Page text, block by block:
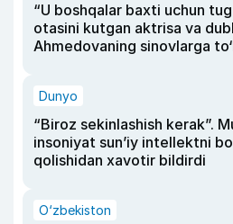
“U boshqalar baxti uchun
otasini kutgan aktrisa va
Ahmedovaning sinovlarga
Dunyo
“Biroz sekinlashish kerak”.
insoniyat sun’iy intellektni
qolishidan xavotir bildirdi
O‘zbekiston